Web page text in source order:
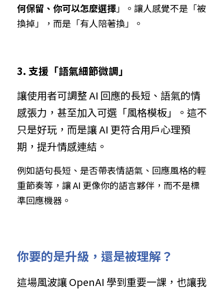
何保留、你可以怎麼選擇」。讓人感覺不是「被
換掉」，而是「有人陪著換」。
3. 支援「語氣細節微調」
讓使用者可調整 AI 回應的長短、語氣的情
感張力，甚至加入可選「風格模板」。這不
只是好玩，而是讓 AI 更符合用戶心理預
期，提升情感連結。
例如語句長短、是否帶表情語氣、回應風格的輕
重節奏等，讓 AI 更像你的語言夥伴，而不是標
準回應機器。
你要的是升級，還是被理解？
這場風波讓 OpenAI 學到重要一課，也讓我